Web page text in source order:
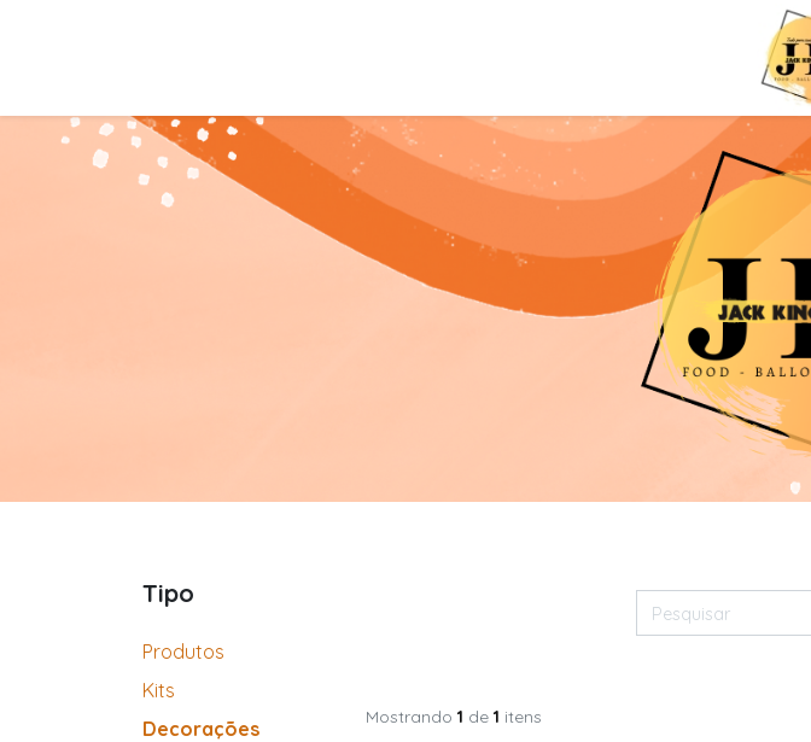
Tipo
Produtos
Kits
Decorações
Mostrando 1 de 1 itens